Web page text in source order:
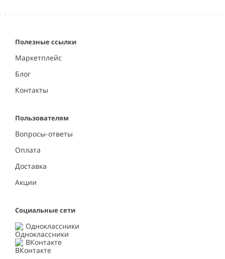
Полезные ссылки
Маркетплейс
Блог
Контакты
Пользователям
Вопросы-ответы
Оплата
Доставка
Акции
Социальные сети
Одноклассники
ВКонтакте